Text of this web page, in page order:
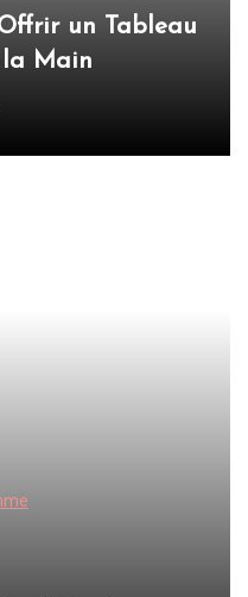
un Tableau
la Main